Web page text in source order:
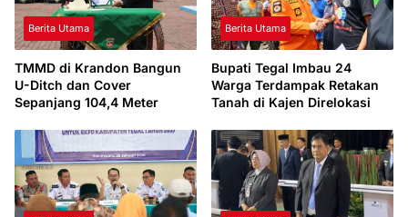
Berita Utama
TMMD di Krandon Bangun
U-Ditch dan Cover
Sepanjang 104,4 Meter
Berita Utama
Bupati Tegal Imbau 24
Warga Terdampak Retakan
Tanah di Kajen Direlokasi